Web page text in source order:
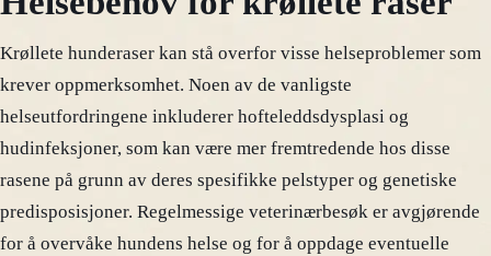
Krøllete hunderaser kan stå overfor visse helseproblemer som
krever oppmerksomhet. Noen av de vanligste
helseutfordringene inkluderer hofteleddsdysplasi og
hudinfeksjoner, som kan være mer fremtredende hos disse
rasene på grunn av deres spesifikke pelstyper og genetiske
predisposisjoner. Regelmessige veterinærbesøk er avgjørende
for å overvåke hundens helse og for å oppdage eventuelle